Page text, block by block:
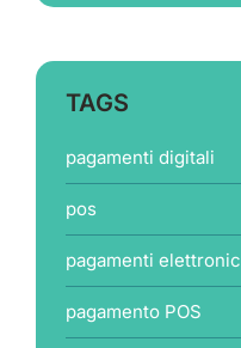
TAGS
pagamenti digitali
pos
pagamenti
pagamento POS